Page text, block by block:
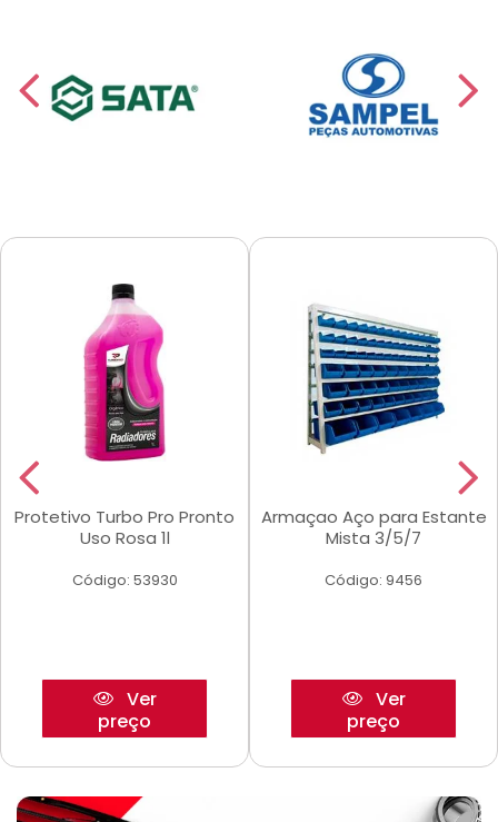
Protetivo Turbo Pro Pronto
Uso Rosa 1l
Código: 53930
Ver
preço
Armaçao Aço para Estante
Mista 3/5/7
Código: 9456
Ver
preço